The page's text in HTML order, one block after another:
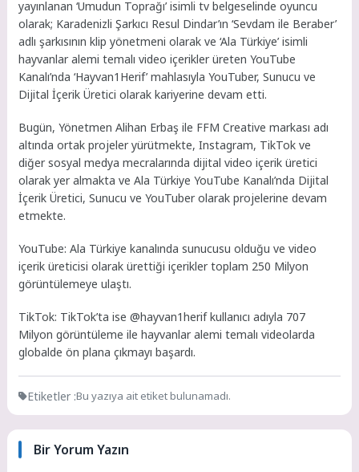
yayınlanan ‘Umudun Toprağı’ isimli tv belgeselinde oyuncu
olarak; Karadenizli Şarkıcı Resul Dindar’ın ‘Sevdam ile Beraber’
adlı şarkısının klip yönetmeni olarak ve ‘Ala Türkiye’ isimli
hayvanlar alemi temalı video içerikler üreten YouTube
Kanalı’nda ‘Hayvan1Herif’ mahlasıyla YouTuber, Sunucu ve
Dijital İçerik Üretici olarak kariyerine devam etti.
Bugün, Yönetmen Alihan Erbaş ile FFM Creative markası adı
altında ortak projeler yürütmekte, Instagram, TikTok ve
diğer sosyal medya mecralarında dijital video içerik üretici
olarak yer almakta ve Ala Türkiye YouTube Kanalı’nda Dijital
İçerik Üretici, Sunucu ve YouTuber olarak projelerine devam
etmekte.
YouTube: Ala Türkiye kanalında sunucusu olduğu ve video
içerik üreticisi olarak ürettiği içerikler toplam 250 Milyon
görüntülemeye ulaştı.
TikTok: TikTok’ta ise @hayvan1herif kullanıcı adıyla 707
Milyon görüntüleme ile hayvanlar alemi temalı videolarda
globalde ön plana çıkmayı başardı.
Etiketler :Bu yazıya ait etiket bulunamadı.
Bir Yorum Yazın